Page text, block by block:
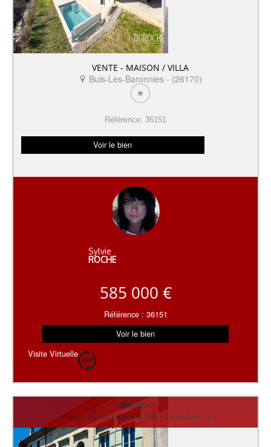
VENTE - MAISON / VILLA
Buis-Les-Baronnies - (26170)
Référence: 36151
Voir le bien
Sylvie
ROCHE
585 000 €
Référence : 36151
Voir le bien
Visite Virtuelle
584 200 €
Pièces: 8 | surface(m²): 315 | Chambres: 4